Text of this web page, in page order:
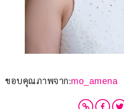
ขอบคุณภาพจาก:mo_amena